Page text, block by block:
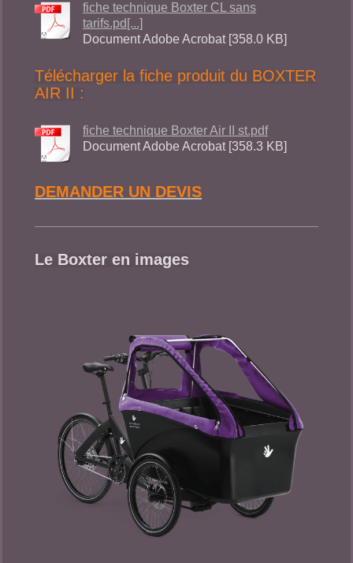
fiche technique Boxter CL sans
tarifs.pd[...]
Document Adobe Acrobat [358.0 KB]
Télécharger la fiche produit du BOXTER
AIR II :
fiche technique Boxter Air II st.pdf
Document Adobe Acrobat [358.3 KB]
DEMANDER UN DEVIS
Le Boxter en images